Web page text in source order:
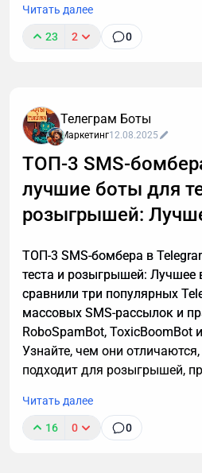
Транскрибация преобразует
позволяя находить любые
буквально за секунды.
работы этой технологии,
также — как настроить
расшифровку, даже если вы
технике.
Читать далее
23 2 0
Телеграм Боты
Маркетинг12.08.2025
ТОП-3 SMS-
лучшие боты для
розыгрышей:
ТОП-3 SMS-бомбера в
теста и розыгрышей: Лучшее в ТГ В
сравнили три популярных
массовых SMS-рассылок и
RoboSpamBot, ToxicBoomBot
Узнайте, чем они
подходит для розыгрышей,
использования инструментов.
Читать далее
16 0 0